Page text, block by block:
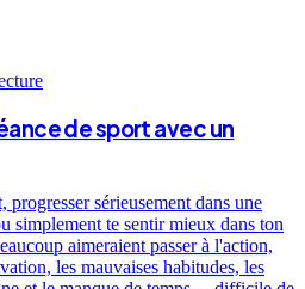
de sport avec un
sérieusement dans une
simplement te sentir mieux dans ton
aimeraient passer à l'action,
les mauvaises habitudes, les